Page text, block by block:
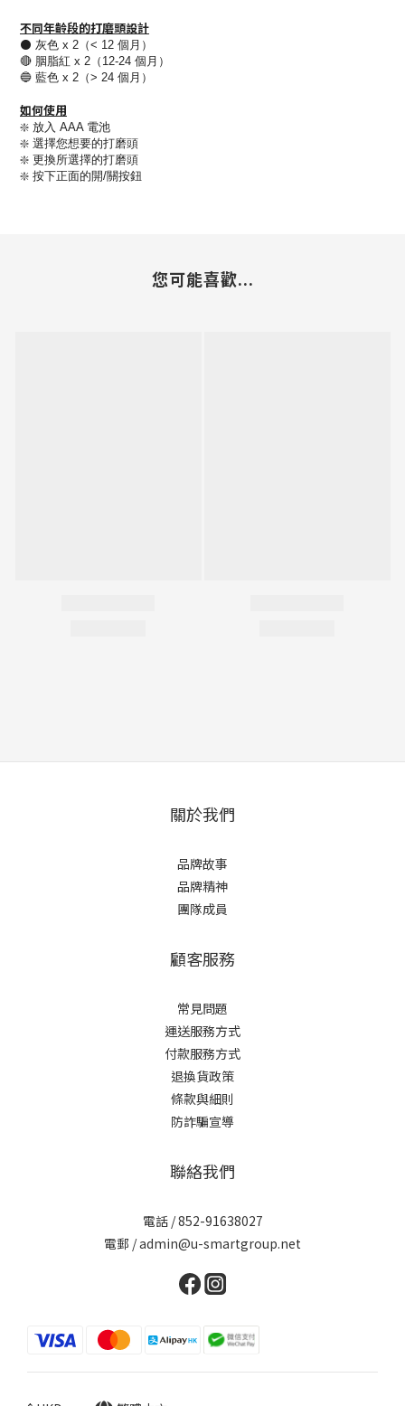
不同年齡段的打磨頭設計
⚫️ 灰色 x 2（< 12 個月）
🔴 胭脂紅 x 2（12-24 個月）
🔵 藍色 x 2（> 24 個月）
如何使用
❇️ 放入 AAA 電池​
❇️ 選擇您想要的打磨頭
❇️ 更換所選擇的打磨頭
❇️ 按下正面的開/關按鈕
您可能喜歡...
關於我們
品牌故事
品牌精神
團隊成員
顧客服務
常見問題
運送服務方式
付款服務方式
退換貨政策
條款與細則
防詐騙宣導
聯絡我們
電話 / 852-91638027
電郵 / admin@u-smartgroup.net